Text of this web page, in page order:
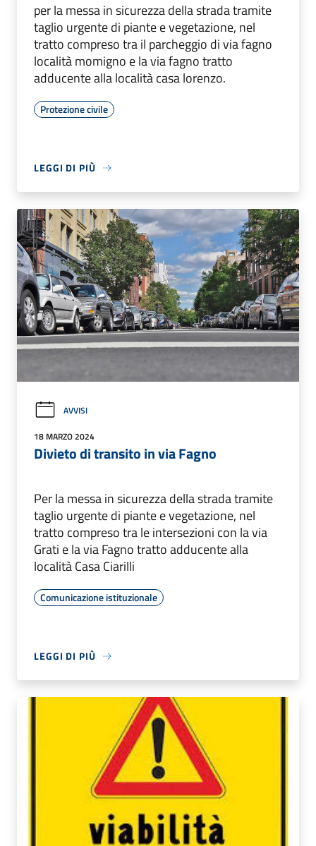
per la messa in sicurezza della strada tramite
taglio urgente di piante e vegetazione, nel
tratto compreso tra il parcheggio di via fagno
località momigno e la via fagno tratto
adducente alla località casa lorenzo.
Protezione civile
LEGGI DI PIÙ
AVVISI
18 MARZO 2024
Divieto di transito in via Fagno
Per la messa in sicurezza della strada tramite
taglio urgente di piante e vegetazione, nel
tratto compreso tra le intersezioni con la via
Grati e la via Fagno tratto adducente alla
località Casa Ciarilli
Comunicazione istituzionale
LEGGI DI PIÙ